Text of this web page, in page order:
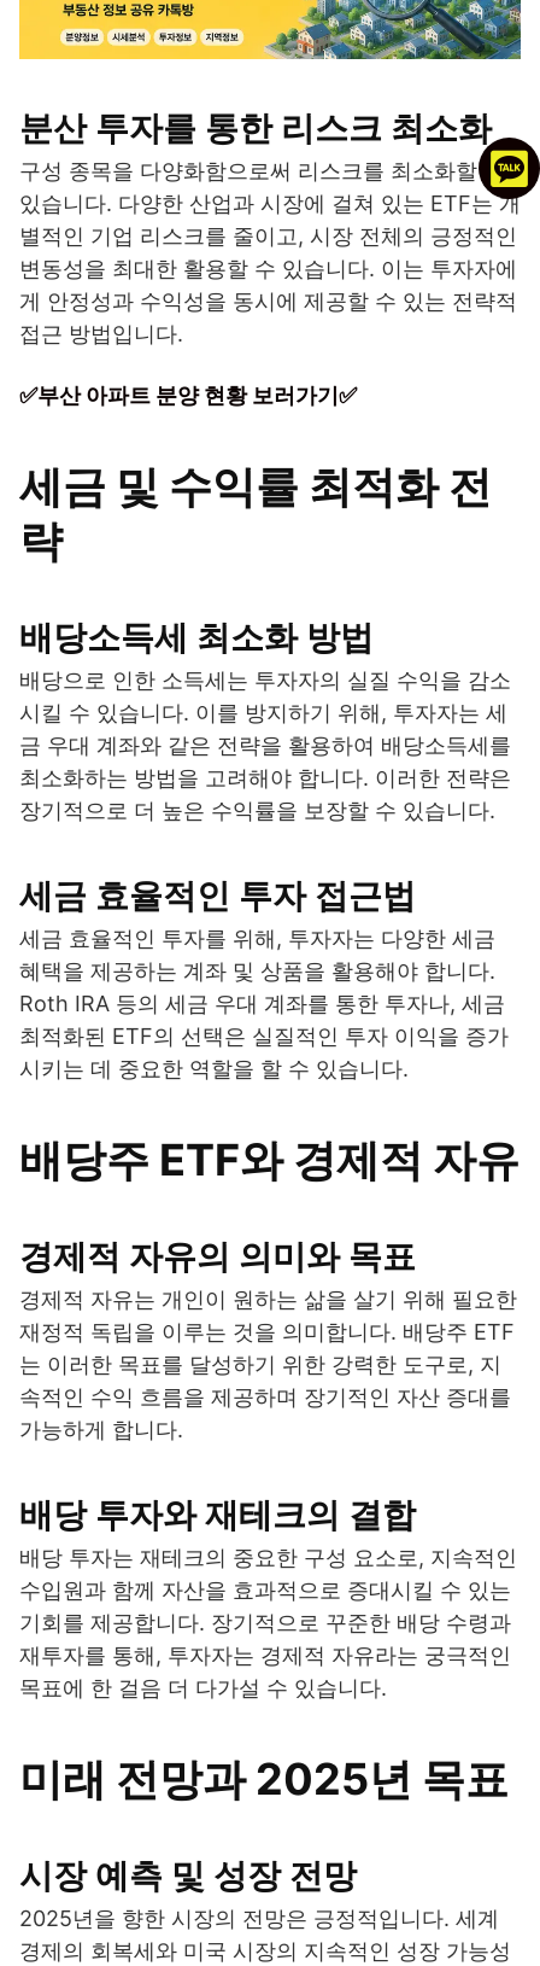
분산 투자를 통한 리스크 최소화
구성 종목을 다양화함으로써 리스크를 최소화할 수
있습니다. 다양한 산업과 시장에 걸쳐 있는 ETF는 개
별적인 기업 리스크를 줄이고, 시장 전체의 긍정적인
변동성을 최대한 활용할 수 있습니다. 이는 투자자에
게 안정성과 수익성을 동시에 제공할 수 있는 전략적
접근 방법입니다.
✅부산 아파트 분양 현황 보러가기✅
세금 및 수익률 최적화 전
략
배당소득세 최소화 방법
배당으로 인한 소득세는 투자자의 실질 수익을 감소
시킬 수 있습니다. 이를 방지하기 위해, 투자자는 세
금 우대 계좌와 같은 전략을 활용하여 배당소득세를
최소화하는 방법을 고려해야 합니다. 이러한 전략은
장기적으로 더 높은 수익률을 보장할 수 있습니다.
세금 효율적인 투자 접근법
세금 효율적인 투자를 위해, 투자자는 다양한 세금
혜택을 제공하는 계좌 및 상품을 활용해야 합니다.
Roth IRA 등의 세금 우대 계좌를 통한 투자나, 세금
최적화된 ETF의 선택은 실질적인 투자 이익을 증가
시키는 데 중요한 역할을 할 수 있습니다.
배당주 ETF와 경제적 자유
경제적 자유의 의미와 목표
경제적 자유는 개인이 원하는 삶을 살기 위해 필요한
재정적 독립을 이루는 것을 의미합니다. 배당주 ETF
는 이러한 목표를 달성하기 위한 강력한 도구로, 지
속적인 수익 흐름을 제공하며 장기적인 자산 증대를
가능하게 합니다.
배당 투자와 재테크의 결합
배당 투자는 재테크의 중요한 구성 요소로, 지속적인
수입원과 함께 자산을 효과적으로 증대시킬 수 있는
기회를 제공합니다. 장기적으로 꾸준한 배당 수령과
재투자를 통해, 투자자는 경제적 자유라는 궁극적인
목표에 한 걸음 더 다가설 수 있습니다.
미래 전망과 2025년 목표
시장 예측 및 성장 전망
2025년을 향한 시장의 전망은 긍정적입니다. 세계
경제의 회복세와 미국 시장의 지속적인 성장 가능성